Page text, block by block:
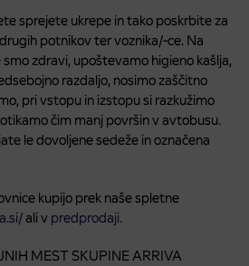
sprejete ukrepe in tako poskrbite za
potnikov ter voznika/-ce. Na
zdravi, upoštevamo higieno kašlja,
razdaljo, nosimo zaščitno
pri vstopu in izstopu si razkužimo
čim manj površin v avtobusu.
le dovoljene sedeže in označena
kupijo prek naše spletne
ali v predprodaji.
MEST SKUPINE ARRIVA